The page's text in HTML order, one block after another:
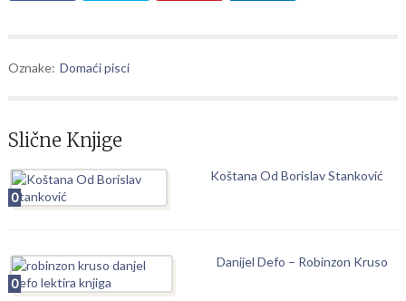
Oznake: Domaći pisci
Slične Knjige
0
Koštana Od Borislav Stanković
0
Danijel Defo – Robinzon Kruso